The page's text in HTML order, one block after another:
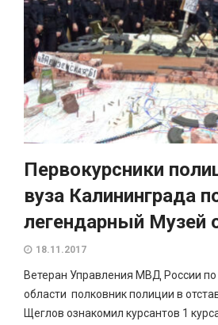
Первокурсники
вуза Калининграда
легендарный Музей
18.11.2017
Ветеран Управления МВД России
области полковник полиции в
Щеглов ознакомил курсантов 1